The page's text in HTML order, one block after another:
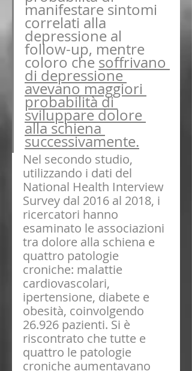
manifestare sintomi
correlati alla
depressione al
follow-up, mentre
coloro che soffrivano
di depressione
avevano maggiori
probabilità di
sviluppare dolore
alla schiena
successivamente.
Nel secondo studio,
utilizzando i dati del
National Health Interview
Survey dal 2016 al 2018, i
ricercatori hanno
esaminato le associazioni
tra dolore alla schiena e
quattro patologie
croniche: malattie
cardiovascolari,
ipertensione, diabete e
obesità, coinvolgendo
26.926 pazienti. Si è
riscontrato che tutte e
quattro le patologie
croniche aumentavano